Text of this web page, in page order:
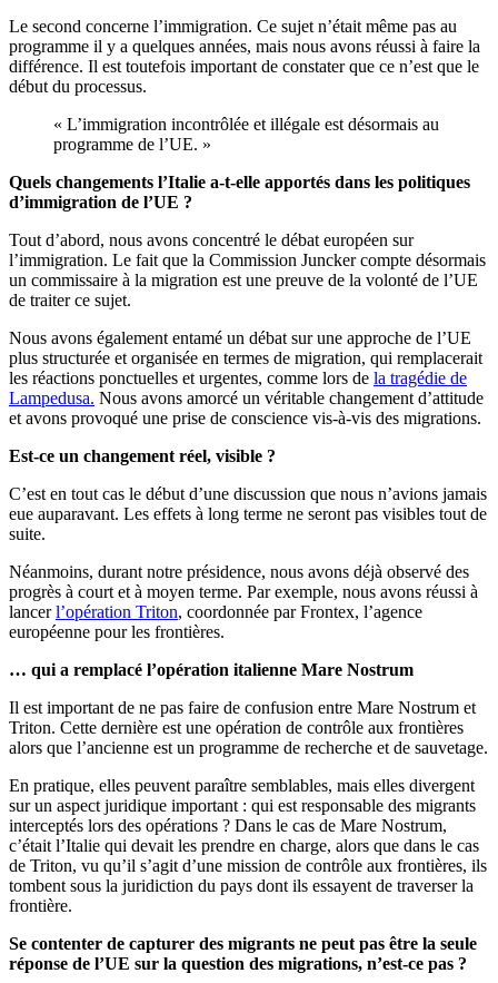
Le second concerne l’immigration. Ce sujet n’était même pas au
programme il y a quelques années, mais nous avons réussi à faire la
différence. Il est toutefois important de constater que ce n’est que le
début du processus.
« L’immigration incontrôlée et illégale est désormais au
programme de l’UE. »
Quels changements l’Italie a-t-elle apportés dans les politiques
d’immigration de l’UE ?
Tout d’abord, nous avons concentré le débat européen sur
l’immigration. Le fait que la Commission Juncker compte désormais
un commissaire à la migration est une preuve de la volonté de l’UE
de traiter ce sujet.
Nous avons également entamé un débat sur une approche de l’UE
plus structurée et organisée en termes de migration, qui remplacerait
les réactions ponctuelles et urgentes, comme lors de la tragédie de
Lampedusa. Nous avons amorcé un véritable changement d’attitude
et avons provoqué une prise de conscience vis-à-vis des migrations.
Est-ce un changement réel, visible ?
C’est en tout cas le début d’une discussion que nous n’avions jamais
eue auparavant. Les effets à long terme ne seront pas visibles tout de
suite.
Néanmoins, durant notre présidence, nous avons déjà observé des
progrès à court et à moyen terme. Par exemple, nous avons réussi à
lancerl’opération Triton, coordonnée par Frontex, l’agence
européenne pour les frontières.
… qui a remplacé l’opération italienne Mare Nostrum
Il est important de ne pas faire de confusion entre Mare Nostrum et
Triton. Cette dernière est une opération de contrôle aux frontières
alors que l’ancienne est un programme de recherche et de sauvetage.
En pratique, elles peuvent paraître semblables, mais elles divergent
sur un aspect juridique important : qui est responsable des migrants
interceptés lors des opérations ? Dans le cas de Mare Nostrum,
c’était l’Italie qui devait les prendre en charge, alors que dans le cas
de Triton, vu qu’il s’agit d’une mission de contrôle aux frontières, ils
tombent sous la juridiction du pays dont ils essayent de traverser la
frontière.
Se contenter de capturer des migrants ne peut pas être la seule
réponse de l’UE sur la question des migrations, n’est-ce pas ?